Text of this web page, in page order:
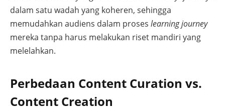
dalam satu wadah yang koheren, sehingga
memudahkan audiens dalam proses learning journey
mereka tanpa harus melakukan riset mandiri yang
melelahkan.
Perbedaan Content Curation vs.
Content Creation